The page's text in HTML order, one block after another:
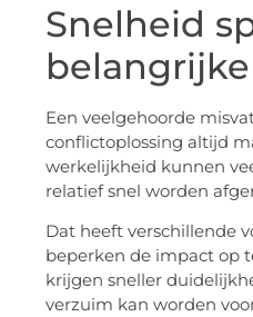
Snelheid
Een veelgehoorde
conflictoplossing altijd
werkelijkheid kunnen
relatief snel worden
Dat heeft verschillende
beperken de impact op
krijgen sneller
verzuim kan worden